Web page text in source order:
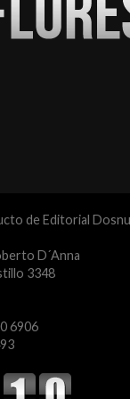
de Editorial
D´Anna
3348
6906